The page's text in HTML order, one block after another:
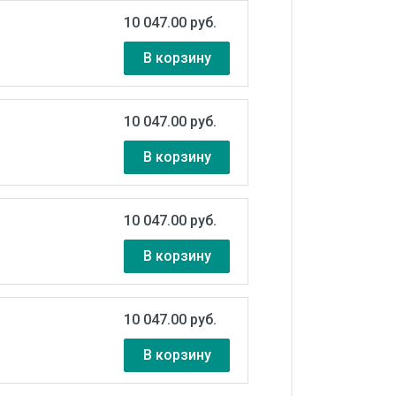
10 047.00 руб.
В корзину
10 047.00 руб.
В корзину
10 047.00 руб.
В корзину
10 047.00 руб.
В корзину